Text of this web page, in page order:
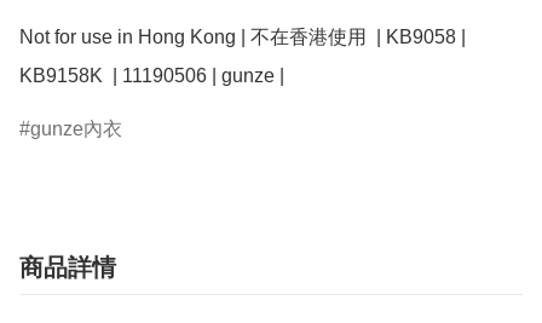
Not for use in Hong Kong | 不在香港使用  | KB9058 |
KB9158K  | 11190506 | gunze |
gunze內衣
商品詳情